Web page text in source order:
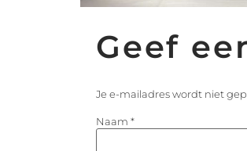
Geef
Je e-mailadres wordt niet
Naam *